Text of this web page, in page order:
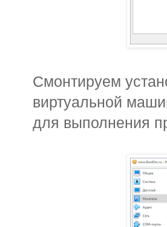
Смонтируем
виртуальной
для выполнения